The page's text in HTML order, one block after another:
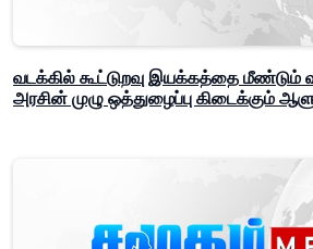
வடக்கில் கூட்டுறவு இயக்கத்தை மீண்டும்
அரசின் முழு ஒத்துழைப்பு கிடைக்கும்